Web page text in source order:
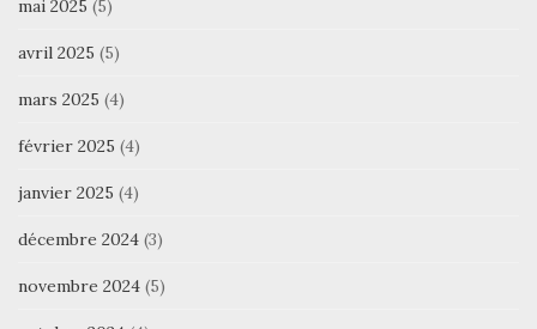
mai 2025 (5)
avril 2025 (5)
mars 2025 (4)
février 2025 (4)
janvier 2025 (4)
décembre 2024 (3)
novembre 2024 (5)